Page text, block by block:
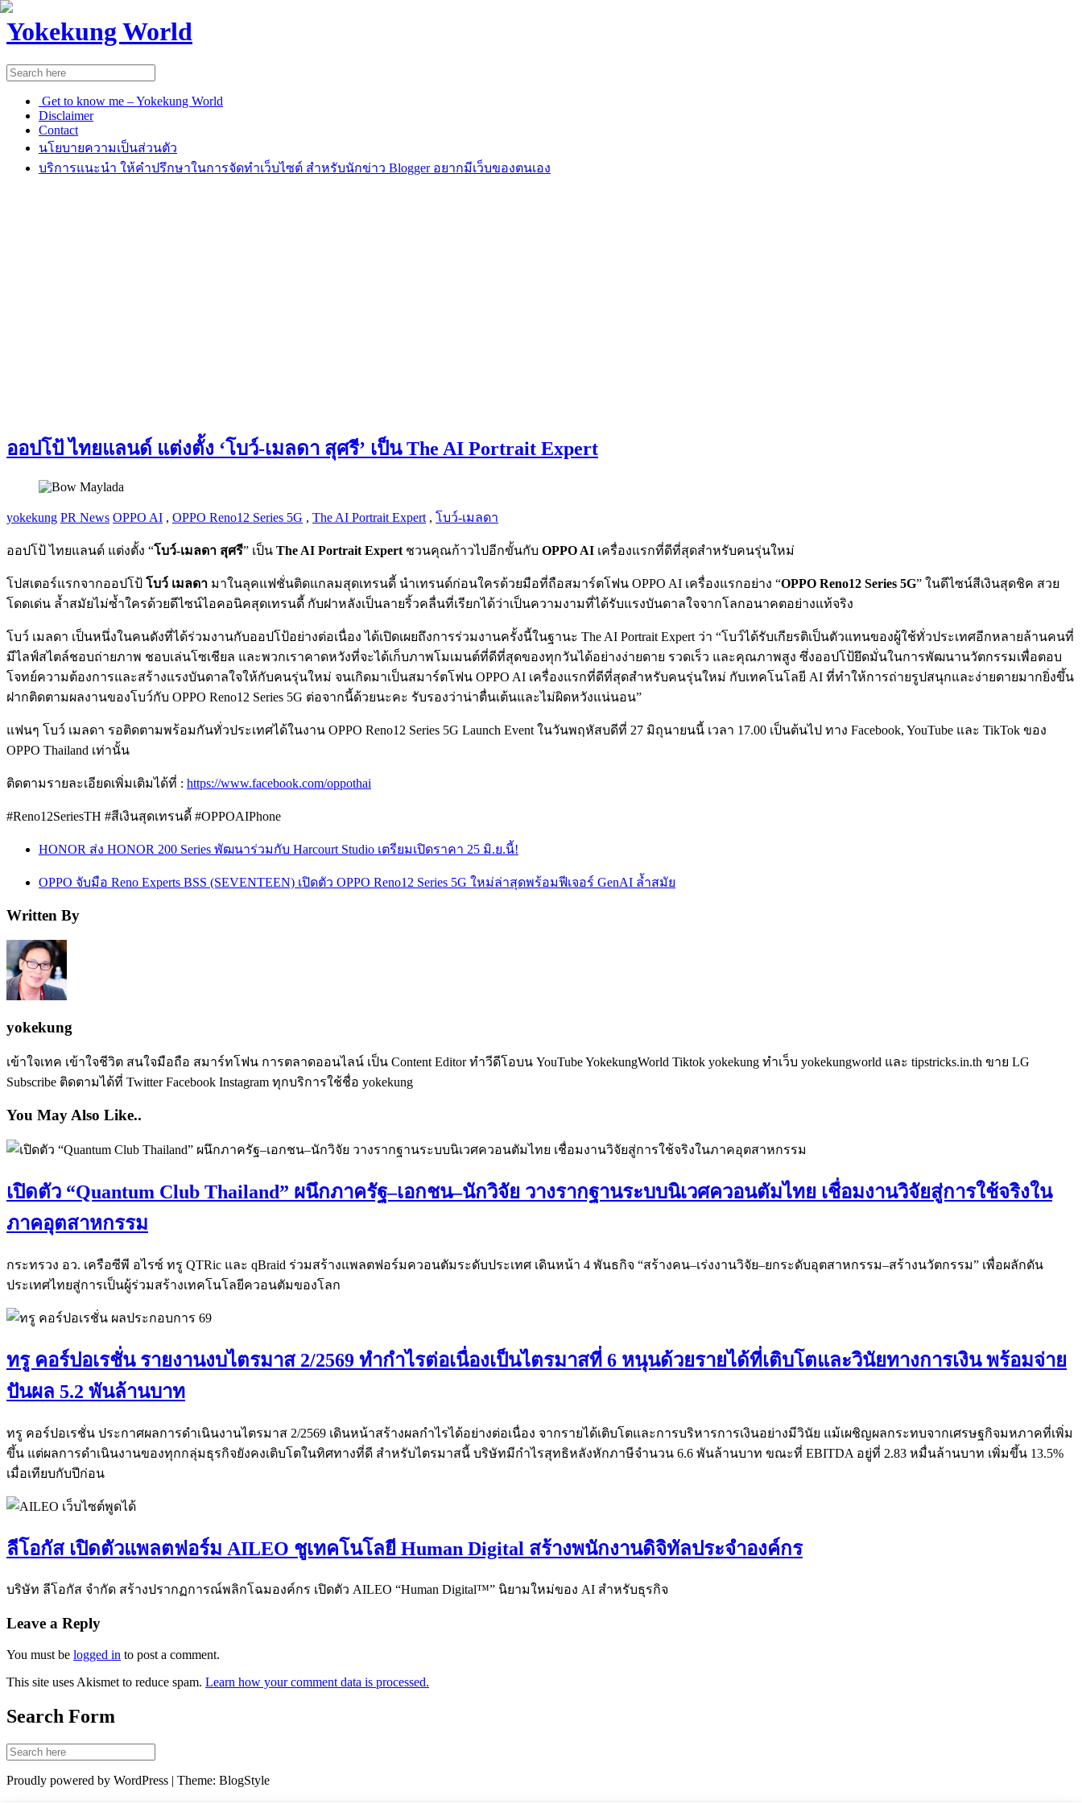
Yokekung World
Get to know me – Yokekung World
Disclaimer
Contact
นโยบายความเป็นส่วนตัว
บริการแนะนำ ให้คำปรึกษาในการจัดทำเว็บไซต์ สำหรับนักข่าว Blogger อยากมีเว็บของตนเอง
ออปโป้ ไทยแลนด์ แต่งตั้ง ‘โบว์-เมลดา สุศรี’ เป็น The AI Portrait Expert
yokekung PR News OPPO AI , OPPO Reno12 Series 5G , The AI Portrait Expert , โบว์-เมลดา
ออปโป้ ไทยแลนด์ แต่งตั้ง “โบว์-เมลดา สุศรี” เป็น The AI Portrait Expert ชวนคุณก้าวไปอีกขั้นกับ OPPO AI เครื่องแรกที่ดีที่สุดสำหรับคนรุ่นใหม่
โปสเตอร์แรกจากออปโป้ โบว์ เมลดา มาในลุคแฟชั่นติดแกลมสุดเทรนดี้ นำเทรนด์ก่อนใครด้วยมือที่ถือสมาร์ตโฟน OPPO AI เครื่องแรกอย่าง “OPPO Reno12 Series 5G” ในดีไซน์สีเงินสุดชิค สวย
โดดเด่น ล้ำสมัยไม่ซ้ำใครด้วยดีไซน์ไอคอนิคสุดเทรนดี้ กับฝาหลังเป็นลายริ้วคลื่นที่เรียกได้ว่าเป็นความงามที่ได้รับแรงบันดาลใจจากโลกอนาคตอย่างแท้จริง
โบว์ เมลดา เป็นหนึ่งในคนดังที่ได้ร่วมงานกับออปโป้อย่างต่อเนื่อง ได้เปิดเผยถึงการร่วมงานครั้งนี้ในฐานะ The AI Portrait Expert ว่า “โบว์ได้รับเกียรติเป็นตัวแทนของผู้ใช้ทั่วประเทศอีกหลายล้านคนที่
มีไลฟ์สไตล์ชอบถ่ายภาพ ชอบเล่นโซเชียล และพวกเราคาดหวังที่จะได้เก็บภาพโมเมนต์ที่ดีที่สุดของทุกวันได้อย่างง่ายดาย รวดเร็ว และคุณภาพสูง ซึ่งออปโป้ยึดมั่นในการพัฒนานวัตกรรมเพื่อตอบ
โจทย์ความต้องการและสร้างแรงบันดาลใจให้กับคนรุ่นใหม่ จนเกิดมาเป็นสมาร์ตโฟน OPPO AI เครื่องแรกที่ดีที่สุดสำหรับคนรุ่นใหม่ กับเทคโนโลยี AI ที่ทำให้การถ่ายรูปสนุกและง่ายดายมากยิ่งขึ้น
ฝากติดตามผลงานของโบว์กับ OPPO Reno12 Series 5G ต่อจากนี้ด้วยนะคะ รับรองว่าน่าตื่นเต้นและไม่ผิดหวังแน่นอน”
แฟนๆ โบว์ เมลดา รอติดตามพร้อมกันทั่วประเทศได้ในงาน OPPO Reno12 Series 5G Launch Event ในวันพฤหัสบดีที่ 27 มิถุนายนนี้ เวลา 17.00 เป็นต้นไป ทาง Facebook, YouTube และ TikTok ของ
OPPO Thailand เท่านั้น
ติดตามรายละเอียดเพิ่มเติมได้ที่ : https://www.facebook.com/oppothai
#Reno12SeriesTH #สีเงินสุดเทรนดี้ #OPPOAIPhone
HONOR ส่ง HONOR 200 Series พัฒนาร่วมกับ Harcourt Studio เตรียมเปิดราคา 25 มิ.ย.นี้!
OPPO จับมือ Reno Experts BSS (SEVENTEEN) เปิดตัว OPPO Reno12 Series 5G ใหม่ล่าสุดพร้อมฟีเจอร์ GenAI ล้ำสมัย
Written By
yokekung
เข้าใจเทค เข้าใจชีวิต สนใจมือถือ สมาร์ทโฟน การตลาดออนไลน์ เป็น Content Editor ทำวีดีโอบน YouTube YokekungWorld Tiktok yokekung ทำเว็บ yokekungworld และ tipstricks.in.th ขาย LG
Subscribe ติดตามได้ที่ Twitter Facebook Instagram ทุกบริการใช้ชื่อ yokekung
You May Also Like..
เปิดตัว “Quantum Club Thailand” ผนึกภาครัฐ–เอกชน–นักวิจัย วางรากฐานระบบนิเวศควอนตัมไทย เชื่อมงานวิจัยสู่การใช้จริงใน
ภาคอุตสาหกรรม
กระทรวง อว. เครือซีพี อไรซ์ ทรู QTRic และ qBraid ร่วมสร้างแพลตฟอร์มควอนตัมระดับประเทศ เดินหน้า 4 พันธกิจ “สร้างคน–เร่งงานวิจัย–ยกระดับอุตสาหกรรม–สร้างนวัตกรรม” เพื่อผลักดัน
ประเทศไทยสู่การเป็นผู้ร่วมสร้างเทคโนโลยีควอนตัมของโลก
ทรู คอร์ปอเรชั่น รายงานงบไตรมาส 2/2569 ทำกำไรต่อเนื่องเป็นไตรมาสที่ 6 หนุนด้วยรายได้ที่เติบโตและวินัยทางการเงิน พร้อมจ่าย
ปันผล 5.2 พันล้านบาท
ทรู คอร์ปอเรชั่น ประกาศผลการดำเนินงานไตรมาส 2/2569 เดินหน้าสร้างผลกำไรได้อย่างต่อเนื่อง จากรายได้เติบโตและการบริหารการเงินอย่างมีวินัย แม้เผชิญผลกระทบจากเศรษฐกิจมหภาคที่เพิ่ม
ขึ้น แต่ผลการดำเนินงานของทุกกลุ่มธุรกิจยังคงเติบโตในทิศทางที่ดี สำหรับไตรมาสนี้ บริษัทมีกำไรสุทธิหลังหักภาษีจำนวน 6.6 พันล้านบาท ขณะที่ EBITDA อยู่ที่ 2.83 หมื่นล้านบาท เพิ่มขึ้น 13.5%
เมื่อเทียบกับปีก่อน
ลีโอกัส เปิดตัวแพลตฟอร์ม AILEO ชูเทคโนโลยี Human Digital สร้างพนักงานดิจิทัลประจำองค์กร
บริษัท ลีโอกัส จำกัด สร้างปรากฏการณ์พลิกโฉมองค์กร เปิดตัว AILEO “Human Digital™” นิยามใหม่ของ AI สำหรับธุรกิจ
Leave a Reply
You must be logged in to post a comment.
This site uses Akismet to reduce spam. Learn how your comment data is processed.
Search Form
Proudly powered by WordPress | Theme: BlogStyle